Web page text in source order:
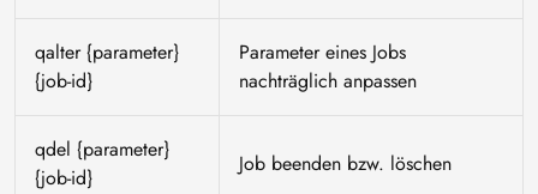
qalter {parameter}
{job-id}
Parameter eines Jobs
nachträglich anpassen
qdel {parameter}
{job-id}
Job beenden bzw. löschen